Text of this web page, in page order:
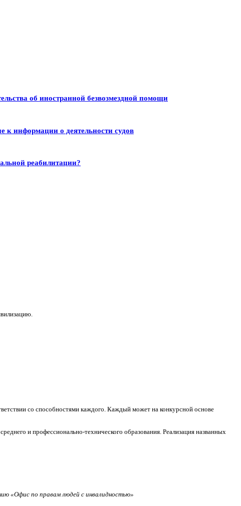
об иностранной безвозмездной помощи
информации о деятельности судов
реабилитации?
со способностями каждого. Каждый может на конкурсной основе
и профессионально-технического образования. Реализация названных
«Офис по правам людей с инвалидностью»